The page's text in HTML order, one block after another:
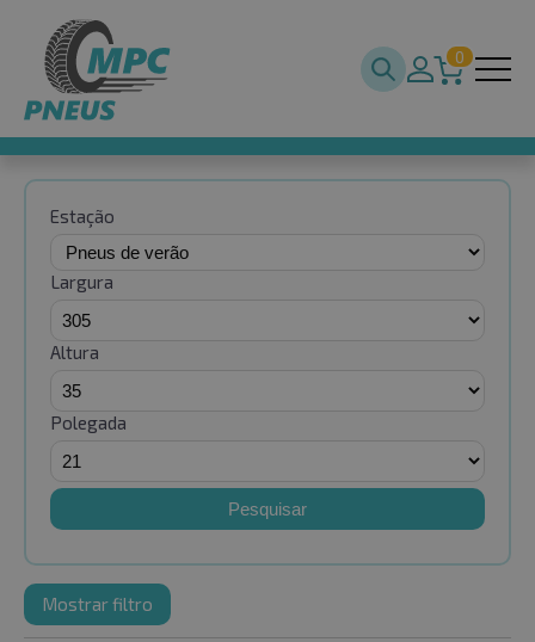
0
Estação
Largura
Altura
Polegada
Pesquisar
Mostrar filtro